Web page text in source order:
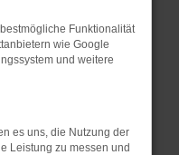
wie
das Laden
einem
in einem
Funktionalität
wie Google
und weitere
es uns, die Nutzung der
Leistung zu messen und